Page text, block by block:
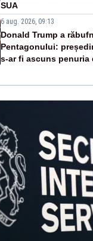
SUA
6 aug. 2026, 09:13
Donald Trump a
Pentagonului:
s-ar fi ascuns penuria